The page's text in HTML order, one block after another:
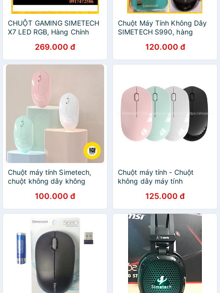
CHUỘT GAMING SIMETECH
X7 LED RGB, Hàng Chính
269.000 đ
Chuột Máy Tính Không Dây
SIMETECH S990, hàng
120.000 đ
Chuột máy tính Simetech,
chuột không dây không
cho laptop, PC bảo hành 3
tháng 1 đổi 1
100.000 đ
Chuột máy tính - Chuột
không dây máy tính
laptop, PC bảo hành 3 tháng
1 đổi 1
125.000 đ